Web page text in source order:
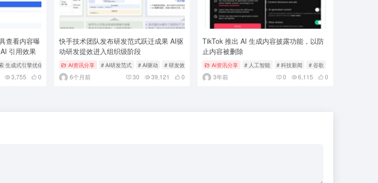
查看内容曝
引用效果
生成式引擎优化 AI搜索优化 GEO工具 # 人工智能 # 文心
3,755 0
快手技术团队发布研发范式跃迁成果 AI驱
动研发提效进入组织级阶段
AI资讯分享 # AI研发范式 # AI驱动 # 研发效能
6个月前 30 39,121 0
TikTok 推出 AI 生成内容披露功能，以防
止内容被删除
AI资讯分享 # 人工智能 # 科技新闻 # 谷歌
3年前 0 6,115 0